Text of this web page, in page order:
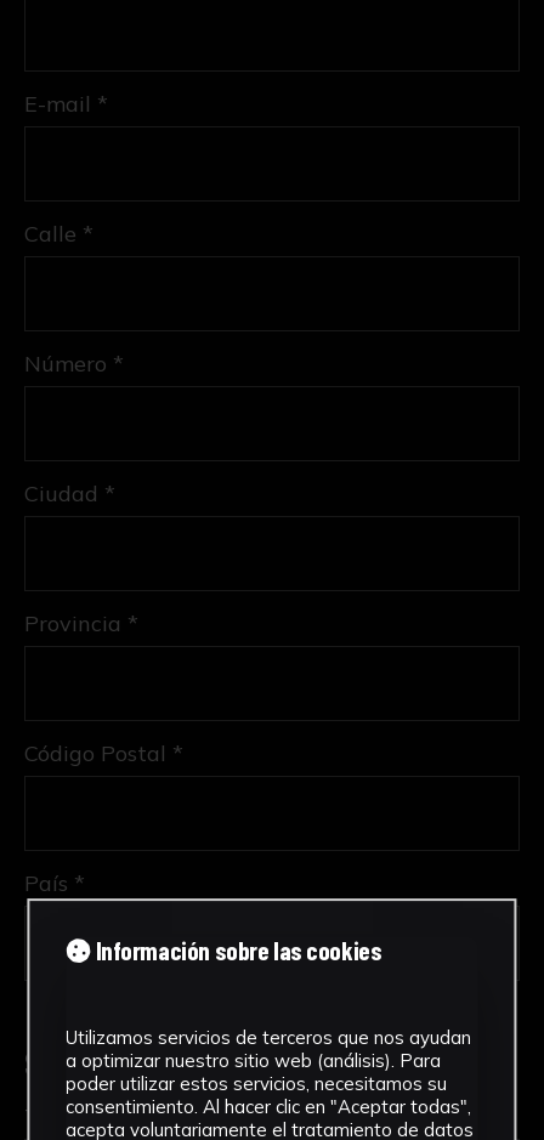
E-mail *
Calle *
Número *
Ciudad *
Provincia *
Código Postal *
País *
Solicitud de Servicio
Tipo de solicitud *
Información sobre las cookies
Utilizamos servicios de terceros que nos ayudan
a optimizar nuestro sitio web (análisis). Para
poder utilizar estos servicios, necesitamos su
consentimiento. Al hacer clic en "Aceptar todas",
acepta voluntariamente el tratamiento de datos